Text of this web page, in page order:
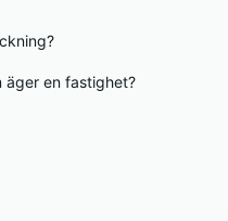
äger en fastighet?